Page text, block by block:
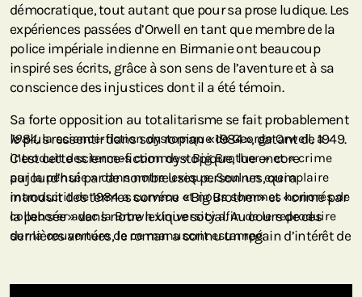
démocratique, tout autant que pour sa prose ludique. Les
expériences passées d’Orwell en tant que membre de la
police impériale indienne en Birmanie ont beaucoup
inspiré ses écrits, grâce à son sens de l’aventure et à sa
conscience des injustices dont il a été témoin.
Sa forte opposition au totalitarisme se fait probablement
le plus ressentir dans son roman « 1984 », datant de 1949.
C’est cette science-fiction dystopique, lue encore
aujourd’hui par de nombreuses personnes, qui a
introduit des termes comme « Big Brother » et « crime par
la pensée » dans notre lexique social. Au cours de ces
dernières années, le roman a connu un regain d’intérêt de
1984,la science-fiction dystopique de George Orwell, a
introduit des termes comme « Big Brother » et « crime
par la pensée » dans notre lexique. Seul un exemplaire
manuscrit de 1984 a survécu et nous sommes honorés de
collaborer avec la Brown University afin de le reproduire
sur la couverture de ce manuscrit estampé.